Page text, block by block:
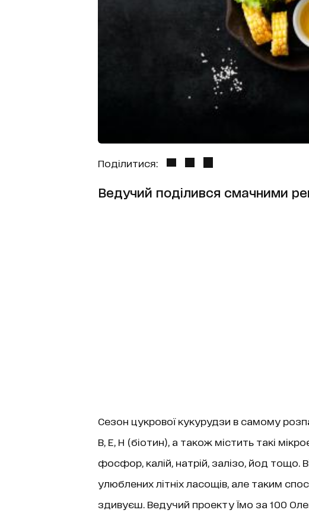
Поділитися:
Ведучий поділився смачними
Сезон цукрової кукурудзи в самому
В, Е, Н (біотин), а також містить такі
фосфор, калій, натрій, залізо, йод тощо.
улюблених літніх ласощів, але таким
здивуєш. Ведучий проекту Їмо за 100